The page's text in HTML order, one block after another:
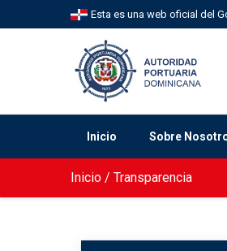
Esta es una web oficial del
Inicio Sobre
Inicio / Transparencia